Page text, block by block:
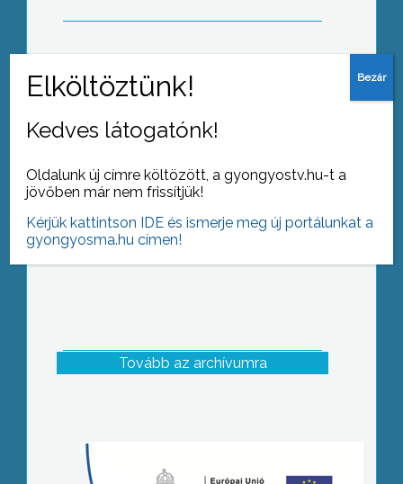
Gospel koncertet szerveztek a
Gyöngyösi Vak Bottyán János
Szakközépiskolában
Tovább az archívumra
Kedves látogatónk!
Oldalunk új címre költözött, a gyongyostv.hu-t a
jövőben már nem frissítjük!
Kérjük kattintson IDE és ismerje meg új portálunkat a
gyongyosma.hu címen!